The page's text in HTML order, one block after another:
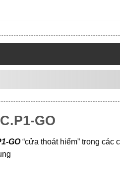
GO
GO“cửa thoát hiểm” trong các